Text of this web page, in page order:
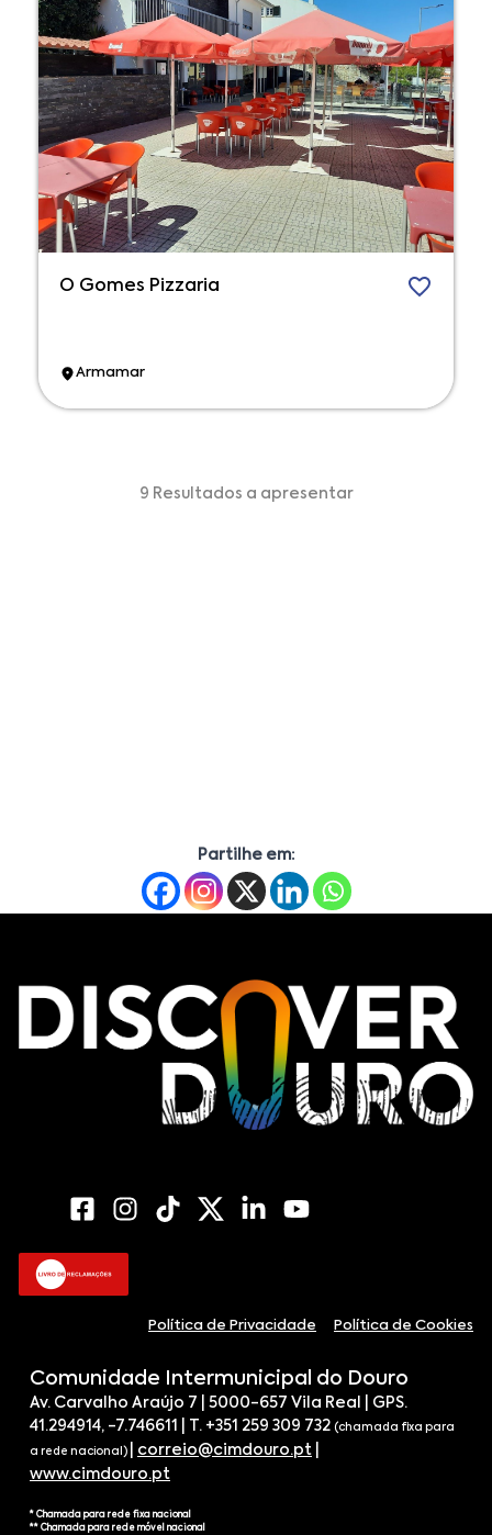
O Gomes Pizzaria
Armamar
9 Resultados a apresentar
Partilhe em:
Política de Privacidade Política de Cookies
Comunidade Intermunicipal do Douro
Av. Carvalho Araújo 7 | 5000-657 Vila Real | GPS.
41.294914, -7.746611 | T. +351 259 309 732 (chamada fixa para
a rede nacional) correio@cimdouro.pt
www.cimdouro.pt
* Chamada para rede fixa nacional
** Chamada para rede móvel nacional